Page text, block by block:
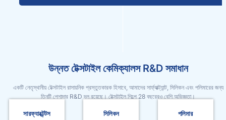
উন্নত টেক্সটাইল কেমিক্যালস R&D সমাধান
একটি নেতৃস্থানীয় টেক্সটাইল রাসায়নিক প্রস্তুতকারক হিসাবে, আমাদের সার্ফ্যাক্ট্যান্ট, সিলিকন এবং পলিমারের জন্য
তিনটি পেশাদার R&D দল রয়েছে। টেক্সটাইল শিল্পে 28 বছরেরও বেশি অভিজ্ঞতা।
সারফ্যাক্টেন্টস সিলিকন পলিমার